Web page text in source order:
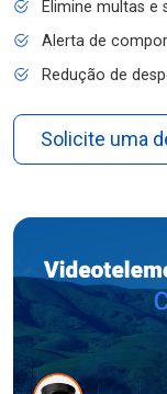
Elimine multas
Alerta de
Redução de
Solicite uma